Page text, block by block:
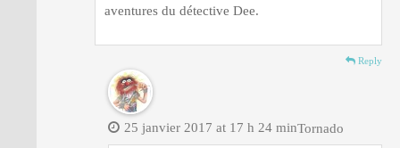
aventures du détective Dee.
Reply
Tornado
25 janvier 2017 at 17 h 24 min